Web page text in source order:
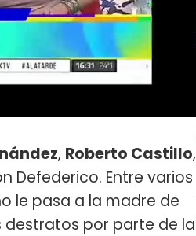
, Roberto Castillo,
Defederico. Entre varios
le pasa a la madre de
destratos por parte de la